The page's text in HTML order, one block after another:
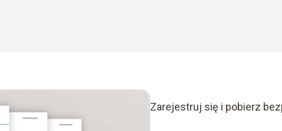
Zarejestruj się i pobierz